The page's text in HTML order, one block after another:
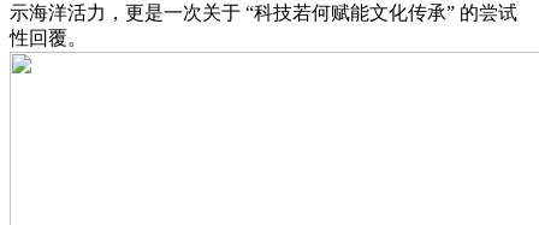
示海洋活力，更是一次关于 “科技若何赋能文化传承” 的尝试
性回覆。